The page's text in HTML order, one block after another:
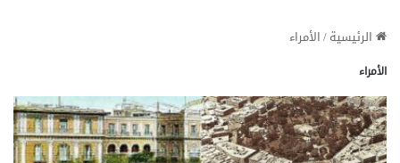
الرئيسية/الأمراء
الأمراء